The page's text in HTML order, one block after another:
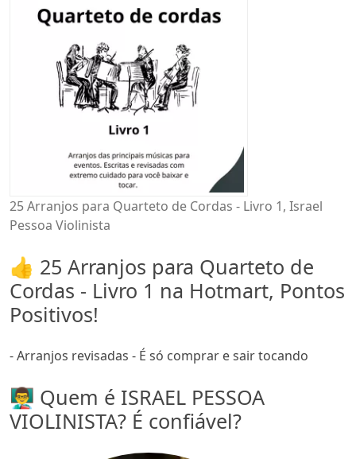
25 Arranjos para Quarteto de Cordas - Livro 1, Israel
Pessoa Violinista
👍 25 Arranjos para Quarteto de
Cordas - Livro 1 na Hotmart, Pontos
Positivos!
- Arranjos revisadas - É só comprar e sair tocando
👨‍🏫 Quem é ISRAEL PESSOA
VIOLINISTA? É confiável?